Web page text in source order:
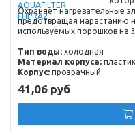
Охраняет нагревательные
предотвращая нарастанию
используемых порошков на
Тип воды: холодная
Материал корпуса: пластик
Корпус: прозрачный
41,06 руб